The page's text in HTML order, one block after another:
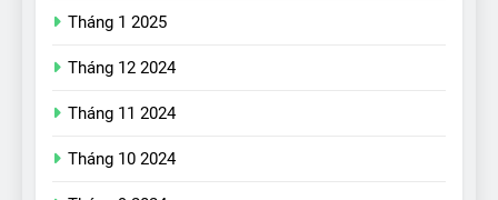
Tháng 1 2025
Tháng 12 2024
Tháng 11 2024
Tháng 10 2024